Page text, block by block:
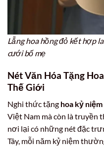
Lẵng hoa hồng đỏ kết hợp
cưới bố mẹ
Nét Văn Hóa Tặng
Thế Giới
Nghi thức tặng hoa kỷ
Việt Nam mà còn là truyền
nơi lại có những nét đặc
Tây, mỗi năm kỷ niệm